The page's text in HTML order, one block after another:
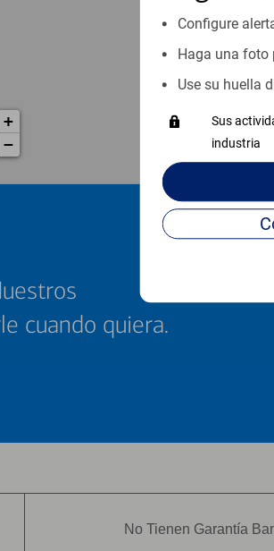
Configure
Haga una foto
Use su huella
Sus
industria
+
−
cuando quiera.
No Tienen Garantía